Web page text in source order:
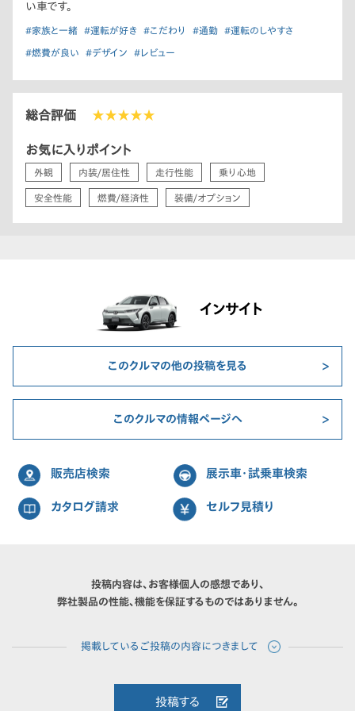
い車です。
#家族と一緒 #運転が好き #こだわり #通勤 #運転のしやすさ
#燃費が良い #デザイン #レビュー
総合評価 ★★★★★
お気に入りポイント
外観 内装/居住性 走行性能 乗り心地
安全性能 燃費/経済性 装備/オプション
インサイト
このクルマの他の投稿を見る
このクルマの情報ページへ
販売店検索 展示車・試乗車検索
カタログ請求 セルフ見積り
投稿内容は、お客様個人の感想であり、
弊社製品の性能、機能を保証するものではありません。
投稿する